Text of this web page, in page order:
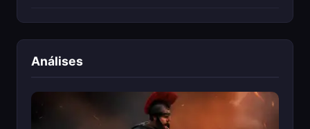
Análises